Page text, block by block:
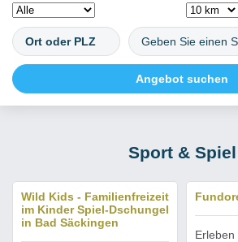
Sport & Spiel
Wild Kids - Familienfreizeit
im Kinder Spiel-Dschungel
in Bad Säckingen